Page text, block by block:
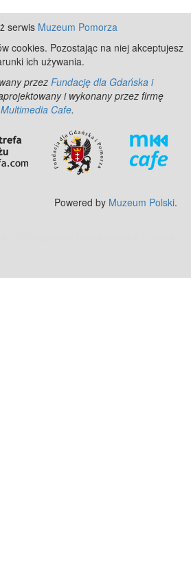
serwis Muzeum Pomorza
cookies. Pozostając na niej akceptujesz
ich używania.
przez Fundację dla Gdańska i
i wykonany przez firmę
Multimedia Cafe.
Powered by Muzeum Polski.